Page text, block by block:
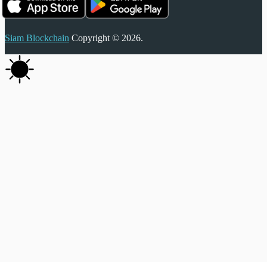
Siam Blockchain Copyright © 2026.